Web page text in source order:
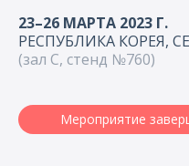
23–26 МАРТА 2023 Г.
РЕСПУБЛИКА КОРЕЯ,
(зал С, стенд №760)
Мероприятие